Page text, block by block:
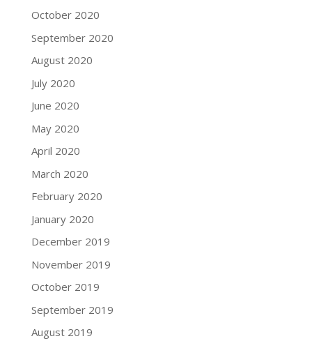
October 2020
September 2020
August 2020
July 2020
June 2020
May 2020
April 2020
March 2020
February 2020
January 2020
December 2019
November 2019
October 2019
September 2019
August 2019